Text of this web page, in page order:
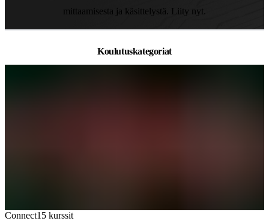
mittaamisesta ja käsittelystä. Liity nyt.
Koulutuskategoriat
Connect15 kurssit